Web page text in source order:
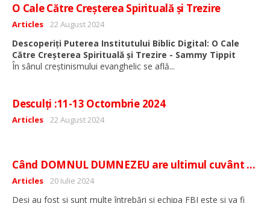
O Cale Către Creșterea Spirituală și Trezire
Detalii
Articles 22 August 2024
Descoperiți Puterea Institutului Biblic Digital: O Cale
Către Creșterea Spirituală și Trezire - Sammy Tippit
În sânul creștinismului evanghelic se află...
Desculți :11-13 Octombrie 2024
Detalii
Articles 22 August 2024
Când DOMNUL DUMNEZEU are ultimul cuvânt …
Detalii
Articles 20 Iulie 2024
Deși au fost și sunt multe întrebări și echipa FBI este și va fi